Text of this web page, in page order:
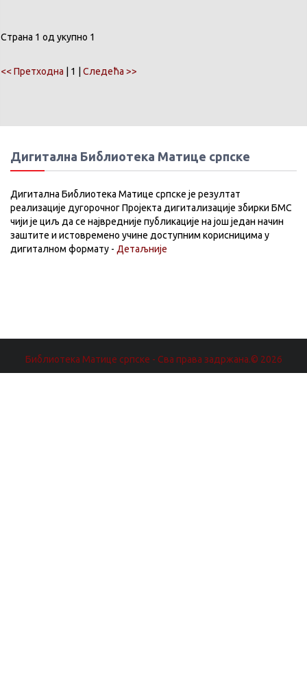
Страна 1 од укупно 1
<< Претходна | 1 | Следећа >>
Дигитална Библиотека Матице српске
Дигитална Библиотека Матице српске је резултат
реализације дугорочног Пројекта дигитализације збирки БМС
чији је циљ да се највредније публикације на још један начин
заштите и истовремено учине доступним корисницима у
дигиталном формату - Детаљније
Библиотека Матице српске - Сва права задржана.© 2026